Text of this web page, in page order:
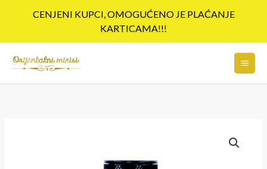
CENJENI KUPCI, OMOGUĆENO JE PLAĆANJE
KARTICAMA!!!